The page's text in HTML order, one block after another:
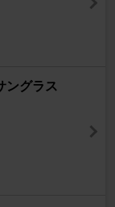
ングラス